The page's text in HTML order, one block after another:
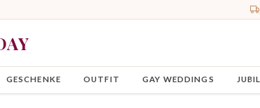
GESCHENKE OUTFIT GAY WEDDINGS